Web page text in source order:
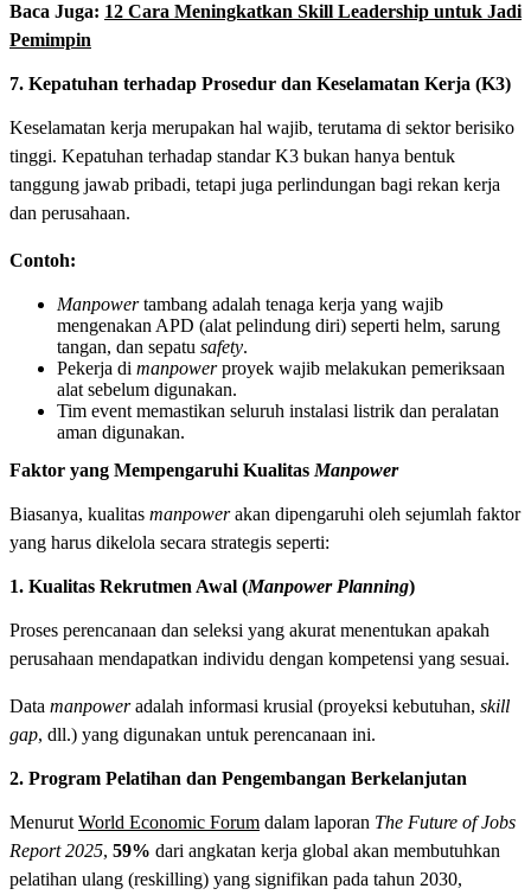
Baca Juga: 12 Cara Meningkatkan Skill Leadership untuk Jadi
Pemimpin
7. Kepatuhan terhadap Prosedur dan Keselamatan Kerja (K3)
Keselamatan kerja merupakan hal wajib, terutama di sektor berisiko
tinggi. Kepatuhan terhadap standar K3 bukan hanya bentuk
tanggung jawab pribadi, tetapi juga perlindungan bagi rekan kerja
dan perusahaan.
Contoh:
Manpowertambang adalah tenaga kerja yang wajib
mengenakan APD (alat pelindung diri) seperti helm, sarung
tangan, dan sepatu safety.
Pekerja di manpowerproyek wajib melakukan pemeriksaan
alat sebelum digunakan.
Tim event memastikan seluruh instalasi listrik dan peralatan
aman digunakan.
Faktor yang Mempengaruhi Kualitas Manpower
Biasanya, kualitas manpowerakan dipengaruhi oleh sejumlah faktor
yang harus dikelola secara strategis seperti:
1. Kualitas Rekrutmen Awal (Manpower Planning)
Proses perencanaan dan seleksi yang akurat menentukan apakah
perusahaan mendapatkan individu dengan kompetensi yang sesuai.
Data manpower adalah informasi krusial (proyeksi kebutuhan, skill
gap, dll.) yang digunakan untuk perencanaan ini.
2. Program Pelatihan dan Pengembangan Berkelanjutan
Menurut World Economic Forum dalam laporan The Future of Jobs
Report 2025, 59% dari angkatan kerja global akan membutuhkan
pelatihan ulang (reskilling) yang signifikan pada tahun 2030,